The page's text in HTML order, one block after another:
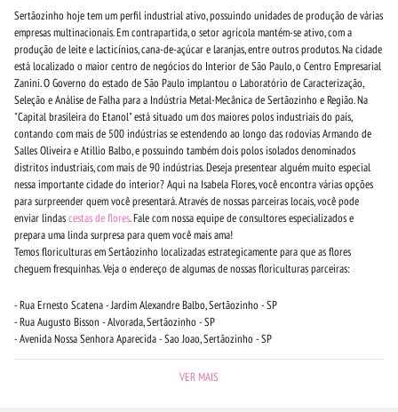
Sertãozinho hoje tem um perfil industrial ativo, possuindo unidades de produção de várias
empresas multinacionais. Em contrapartida, o setor agrícola mantém-se ativo, com a
produção de leite e lacticínios, cana-de-açúcar e laranjas, entre outros produtos. Na cidade
está localizado o maior centro de negócios do Interior de São Paulo, o Centro Empresarial
Zanini. O Governo do estado de São Paulo implantou o Laboratório de Caracterização,
Seleção e Análise de Falha para a Indústria Metal-Mecânica de Sertãozinho e Região. Na
"Capital brasileira do Etanol" está situado um dos maiores polos industriais do país,
contando com mais de 500 indústrias se estendendo ao longo das rodovias Armando de
Salles Oliveira e Atillio Balbo, e possuindo também dois polos isolados denominados
distritos industriais, com mais de 90 indústrias. Deseja presentear alguém muito especial
nessa importante cidade do interior? Aqui na Isabela Flores, você encontra várias opções
para surpreender quem você presentará. Através de nossas parceiras locais, você pode
enviar lindascestas de flores. Fale com nossa equipe de consultores especializados e
prepara uma linda surpresa para quem você mais ama!
Temos floriculturas em Sertãozinho localizadas estrategicamente para que as flores
cheguem fresquinhas. Veja o endereço de algumas de nossas floriculturas parceiras:
- Rua Ernesto Scatena - Jardim Alexandre Balbo, Sertãozinho - SP
- Rua Augusto Bisson - Alvorada, Sertãozinho - SP
- Avenida Nossa Senhora Aparecida - Sao Joao, Sertãozinho - SP
VER MAIS